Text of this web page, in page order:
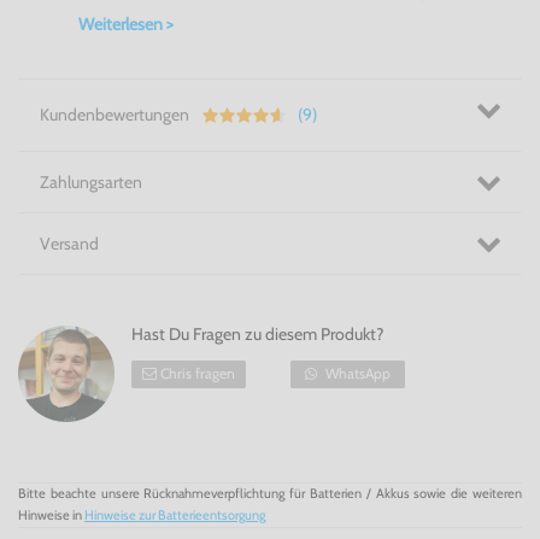
Ergonomie und volle Kontrolle über Action-,
Geschicklichkeits- und Sportspiele! Für diese Präzision
Konsole kommunizieren können. Für ein perfektes
Spielerlebnis mit hohen Komfort ist der
Mehr als ein Controller! - Xbox 360 Controller
Weiterlesen >
Kundenbewertungen (9)
Zahlungsarten
Versand
Hast Du Fragen zu diesem Produkt?
Chris fragen WhatsApp
Bitte beachte unsere Rücknahmeverpflichtung für Batterien / Akkus sowie die weiteren
Hinweise in Hinweise zur Batterieentsorgung